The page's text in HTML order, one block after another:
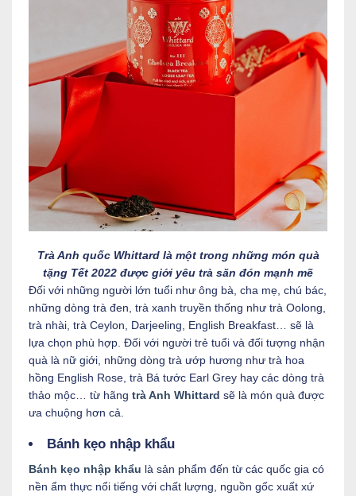
Trà Anh quốc Whittard là một trong những món quà
tặng Tết 2022 được giới yêu trà săn đón mạnh mẽ
Đối với những người lớn tuổi như ông bà, cha mẹ, chú bác,
những dòng trà đen, trà xanh truyền thống như trà Oolong,
trà nhài, trà Ceylon, Darjeeling, English Breakfast… sẽ là
lựa chọn phù hợp. Đối với người trẻ tuổi và đối tượng nhận
quà là nữ giới, những dòng trà ướp hương như trà hoa
hồng English Rose, trà Bá tước Earl Grey hay các dòng trà
thảo mộc… từ hãng trà Anh Whittard sẽ là món quà được
ưa chuộng hơn cả.
Bánh kẹo nhập khẩu
Bánh kẹo nhập khẩu là sản phẩm đến từ các quốc gia có
nền ẩm thực nổi tiếng với chất lượng, nguồn gốc xuất xứ